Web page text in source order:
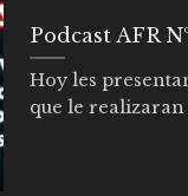
Podcast AFR
Hoy les
que le realizaran